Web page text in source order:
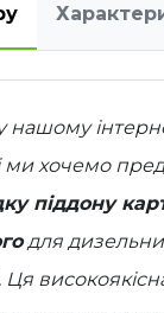
нашому
ми хочемо
піддону
для